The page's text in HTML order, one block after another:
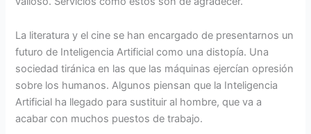
La literatura y el cine se han encargado de presentarnos un
futuro de Inteligencia Artificial como una distopía. Una
sociedad tiránica en las que las máquinas ejercían opresión
sobre los humanos. Algunos piensan que la Inteligencia
Artificial ha llegado para sustituir al hombre, que va a
acabar con muchos puestos de trabajo.